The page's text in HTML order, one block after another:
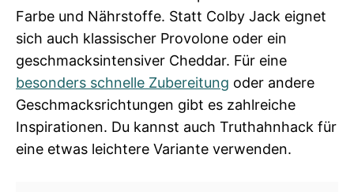
Farbe und Nährstoffe. Statt Colby Jack eignet
sich auch klassischer Provolone oder ein
geschmacksintensiver Cheddar. Für eine
besonders schnelle Zubereitung oder andere
Geschmacksrichtungen gibt es zahlreiche
Inspirationen. Du kannst auch Truthahnhack für
eine etwas leichtere Variante verwenden.